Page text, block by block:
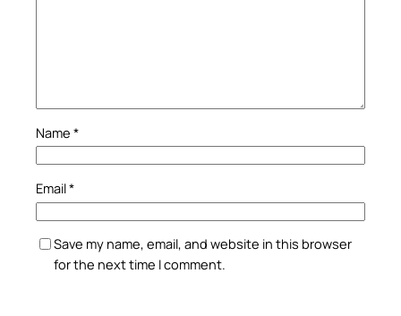
Name *
Email*
Save my name, email, and website in this browser
for the next time I comment.